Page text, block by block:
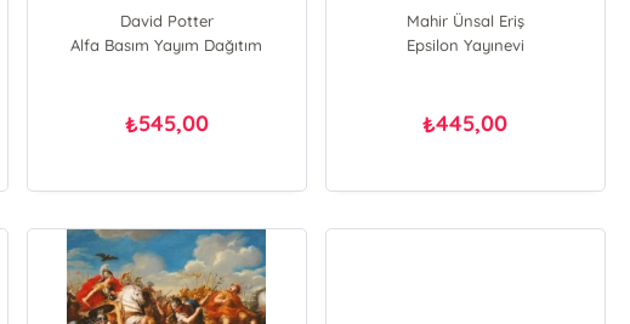
David Potter
Alfa Basım Yayım Dağıtım
₺545,00
Mahir Ünsal Eriş
Töre Sivrioğlu
Epsilon Yayınevi
₺445,00